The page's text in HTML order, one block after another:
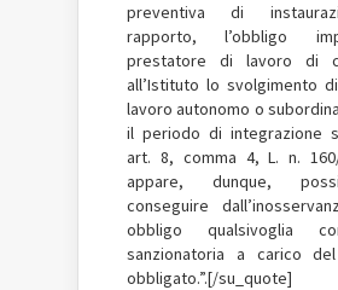
preventiva di
rapporto, l’obbligo
prestatore di lavoro di
all’Istituto lo svolgimento
lavoro autonomo o
il periodo di integrazione
art. 8, comma 4, L. n.
appare, dunque,
conseguire
obbligo qualsivoglia
sanzionatoria a carico
obbligato.”.[/su_quote]